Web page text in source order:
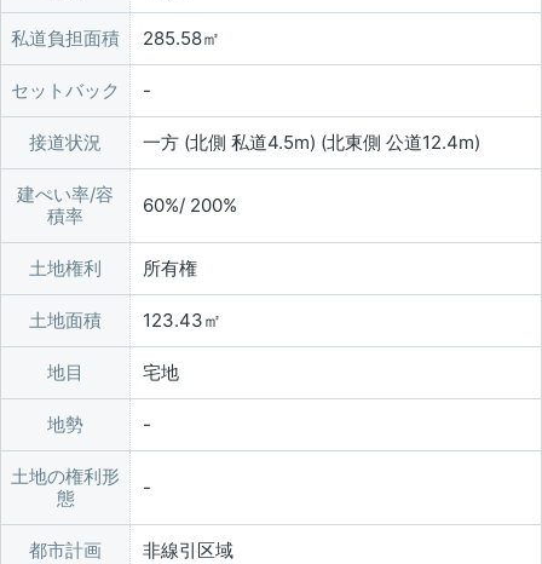
私道負担面積 285.58㎡
セットバック
接道状況 一方 (北側 私道4.5m) (北東側 公道12.4m)
建ぺい率/容
積率
60%/ 200%
土地権利 所有権
土地面積 123.43㎡
地目 宅地
地勢
土地の権利形
態
都市計画 非線引区域